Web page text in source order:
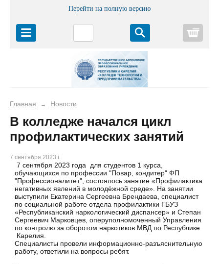
Перейти на полную версию
Главная → Новости
В колледже начался цикл
профилактических занятий
7 сентября 2023 г.
7 сентября 2023 года для студентов 1 курса,
обучающихся по профессии "Повар, кондитер" ФП
"Профессионалитет", состоялось занятие «Профилактика
негативных явлений в молодёжной среде». На занятии
выступили Екатерина Сергеевна Брендаева, специалист
по социальной работе отдела профилактики ГБУЗ
«Республиканский наркологический диспансер» и Степан
Сергеевич Марковцев, оперуполномоченный Управления
по контролю за оборотом наркотиков МВД по Республике
Карелия.
Специалисты провели информационно-разъяснительную
работу, ответили на вопросы ребят.